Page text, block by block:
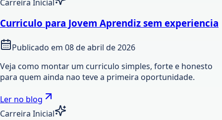
Carreira Inicial
Curriculo para Jovem Aprendiz sem experiencia
Publicado em 08 de abril de 2026
Veja como montar um curriculo simples, forte e honesto
para quem ainda nao teve a primeira oportunidade.
Ler no blog
Carreira Inicial